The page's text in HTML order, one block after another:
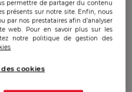
entretien
Maison
Journal de
permettre de partager du contenu
présents sur notre site. Enfin, nous
par nos prestataires afin d’analyser
web. Pour en savoir plus sur les
notre politique de gestion des
cookies